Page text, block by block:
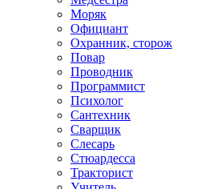
Моряк
Официант
Охранник, сторож
Повар
Проводник
Программист
Психолог
Сантехник
Сварщик
Слесарь
Стюардесса
Тракторист